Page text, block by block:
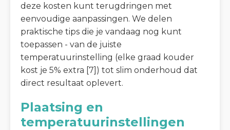
deze kosten kunt terugdringen met
eenvoudige aanpassingen. We delen
praktische tips die je vandaag nog kunt
toepassen - van de juiste
temperatuurinstelling (elke graad kouder
kost je 5% extra [7]) tot slim onderhoud dat
direct resultaat oplevert.
Plaatsing en
temperatuurinstellingen